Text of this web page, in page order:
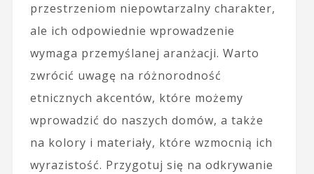
przestrzeniom niepowtarzalny charakter,
ale ich odpowiednie wprowadzenie
wymaga przemyślanej aranżacji. Warto
zwrócić uwagę na różnorodność
etnicznych akcentów, które możemy
wprowadzić do naszych domów, a także
na kolory i materiały, które wzmocnią ich
wyrazistość. Przygotuj się na odkrywanie